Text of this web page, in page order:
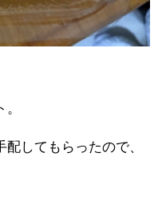
してもらったので、